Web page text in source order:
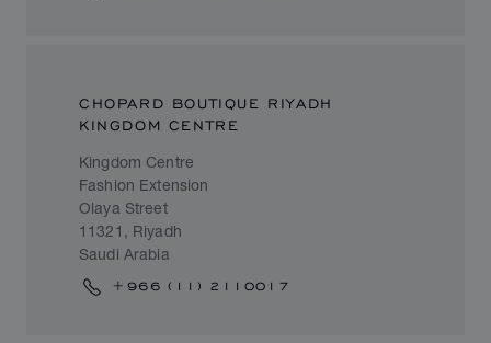
CHOPARD BOUTIQUE RIYADH
KINGDOM CENTRE
Kingdom Centre
Fashion Extension
Olaya Street
11321, Riyadh
Saudi Arabia
+966 (11) 2110017